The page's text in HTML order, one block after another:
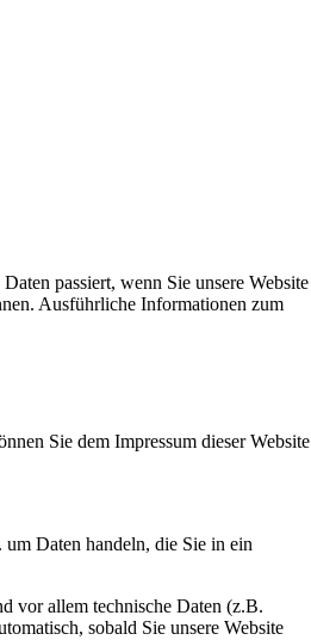
passiert, wenn Sie unsere Website
Ausführliche Informationen zum
Sie dem Impressum dieser Website
Daten handeln, die Sie in ein
vor allem technische Daten (z.B.
sobald Sie unsere Website